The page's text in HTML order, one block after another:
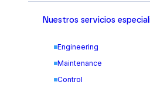
Nuestros servicios
Engineering
Maintenance
Control